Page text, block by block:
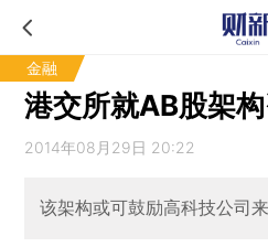
金融
港交所就AB股架
2014年08月29日 20:22
该架构或可鼓励高科技公司